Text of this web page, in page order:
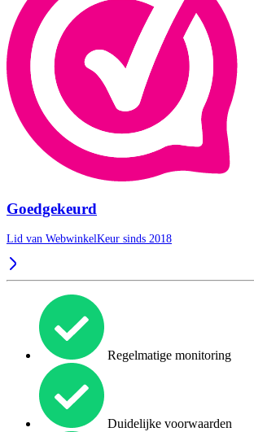
Goedgekeurd
Lid van WebwinkelKeur sinds 2018
Regelmatige monitoring
Duidelijke voorwaarden